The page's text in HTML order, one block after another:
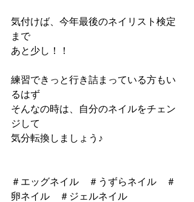
気付けば、今年最後のネイリスト検定
まで
あと少し！！
練習できっと行き詰まっている方もい
るはず
そんなの時は、自分のネイルをチェン
ジして
気分転換しましょう♪
＃エッグネイル　＃うずらネイル　＃
卵ネイル　＃ジェルネイル